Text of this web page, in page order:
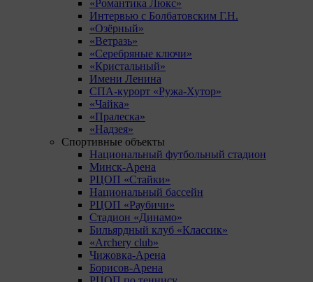
«Романтика Люкс»
Интервью с Болбатовским Г.Н.
«Озёрный»
«Ветразь»
«Серебряные ключи»
«Кристальный»
Имени Ленина
СПА-курорт «Ружа-Хутор»
«Чайка»
«Пралеска»
«Надзея»
Спортивные объекты
Национальный футбольный стадион
Минск-Арена
РЦОП «Стайки»
Национальный бассейн
РЦОП «Раубичи»
Стадион «Динамо»
Бильярдный клуб «Классик»
«Archery club»
Чижовка-Арена
Борисов-Арена